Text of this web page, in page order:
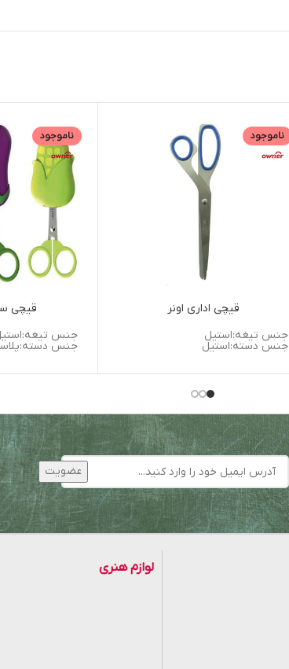
ناموجود
قیچی اداری اونر
جنس تیغه:استیل
جنس دسته:استیل
ناموجود
قیچی
جنس
جنس
لوازم هنری